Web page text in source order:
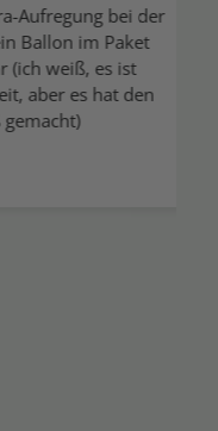
bei der
im Paket
es ist
es hat den